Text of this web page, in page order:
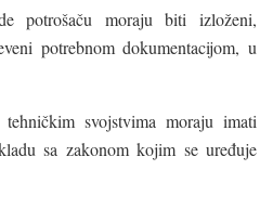
potrošaču moraju biti izloženi,
potrebnom dokumentacijom, u
svojstvima moraju imati
sa zakonom kojim se uređuje